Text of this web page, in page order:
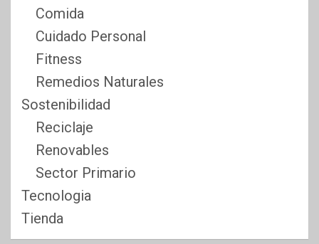
Comida
Cuidado Personal
Fitness
Remedios Naturales
Sostenibilidad
Reciclaje
Renovables
Sector Primario
Tecnologia
Tienda